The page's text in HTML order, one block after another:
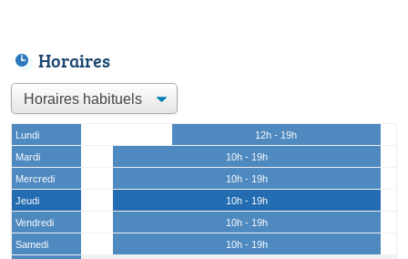
Horaires
Lundi
12h - 19h
Mardi
10h - 19h
Mercredi
10h - 19h
Jeudi
10h - 19h
Vendredi
10h - 19h
Samedi
10h - 19h